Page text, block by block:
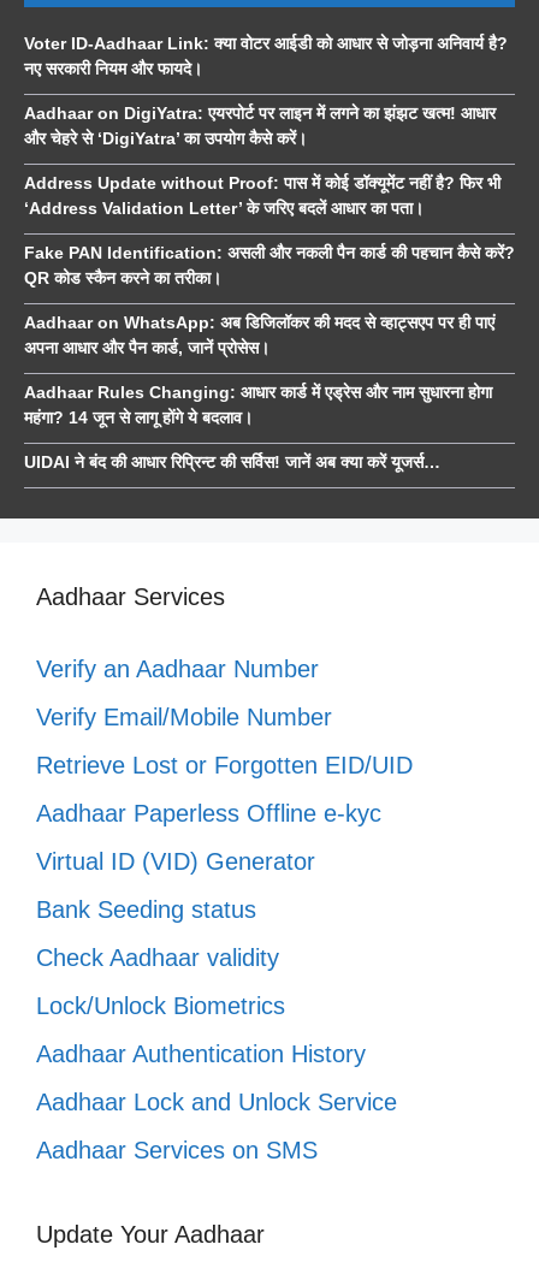
Voter ID-Aadhaar Link: क्या वोटर आईडी को आधार से जोड़ना अनिवार्य है?
नए सरकारी नियम और फायदे।
Aadhaar on DigiYatra: एयरपोर्ट पर लाइन में लगने का झंझट खत्म! आधार
और चेहरे से ‘DigiYatra’ का उपयोग कैसे करें।
Address Update without Proof: पास में कोई डॉक्यूमेंट नहीं है? फिर भी
‘Address Validation Letter’ के जरिए बदलें आधार का पता।
Fake PAN Identification: असली और नकली पैन कार्ड की पहचान कैसे करें?
QR कोड स्कैन करने का तरीका।
Aadhaar on WhatsApp: अब डिजिलॉकर की मदद से व्हाट्सएप पर ही पाएं
अपना आधार और पैन कार्ड, जानें प्रोसेस।
Aadhaar Rules Changing: आधार कार्ड में एड्रेस और नाम सुधारना होगा
महंगा? 14 जून से लागू होंगे ये बदलाव।
UIDAI ने बंद की आधार रिप्रिन्ट की सर्विस! जानें अब क्या करें यूजर्स…
Aadhaar Services
Verify an Aadhaar Number
Verify Email/Mobile Number
Retrieve Lost or Forgotten EID/UID
Aadhaar Paperless Offline e-kyc
Virtual ID (VID) Generator
Bank Seeding status
Check Aadhaar validity
Lock/Unlock Biometrics
Aadhaar Authentication History
Aadhaar Lock and Unlock Service
Aadhaar Services on SMS
Update Your Aadhaar